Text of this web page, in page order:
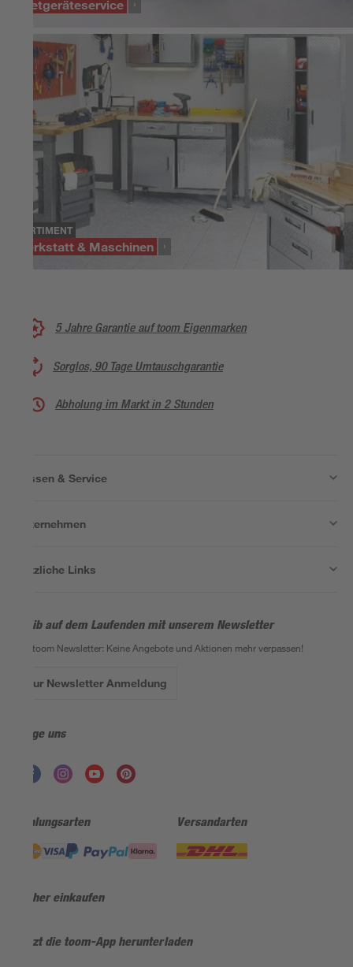
Mietgeräteservice
SORTIMENT
Werkstatt & Maschinen
5 Jahre Garantie auf toom Eigenmarken
Sorglos, 90 Tage Umtauschgarantie
Abholung im Markt in 2 Stunden
Wissen & Service
Unternehmen
Nützliche Links
Bleib auf dem Laufenden mit unserem Newsletter
Der toom Newsletter: Keine Angebote und Aktionen mehr verpassen!
Zur Newsletter Anmeldung
Folge uns
Zahlungsarten Versandarten
Sicher einkaufen
Jetzt die toom-App herunterladen